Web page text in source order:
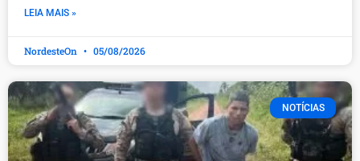
LEIA MAIS »
NordesteOn 05/08/2026
NOTÍCIAS